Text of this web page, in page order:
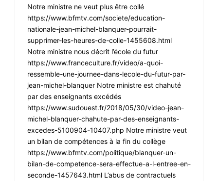
Notre ministre ne veut plus être collé
https://www.bfmtv.com/societe/education-
nationale-jean-michel-blanquer-pourrait-
supprimer-les-heures-de-colle-1455608.html
Notre ministre nous décrit l’école du futur
https://www.franceculture.fr/video/a-quoi-
ressemble-une-journee-dans-lecole-du-futur-par-
jean-michel-blanquer Notre ministre est chahuté
par des enseignants excédés
https://www.sudouest.fr/2018/05/30/video-jean-
michel-blanquer-chahute-par-des-enseignants-
excedes-5100904-10407.php Notre ministre veut
un bilan de compétences à la fin du collège
https://www.bfmtv.com/politique/blanquer-un-
bilan-de-competence-sera-effectue-a-l-entree-en-
seconde-1457643.html L’abus de contractuels